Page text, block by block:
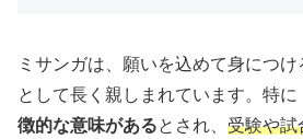
ミサンガは、願いを込めて身につ
として長く親しまれています。特に
徴的な意味があるとされ、 受験や試